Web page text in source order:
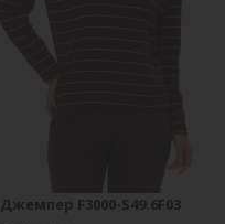
Джемпер F3000-S49.6F03